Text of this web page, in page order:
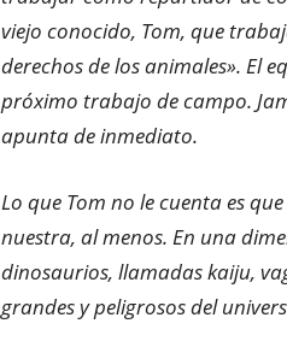
viejo conocido, Tom, que
derechos de los animales». El
próximo trabajo de campo.
apunta de inmediato.
Lo que Tom no le cuenta es
nuestra, al menos. En una
dinosaurios, llamadas kaiju,
grandes y peligrosos del